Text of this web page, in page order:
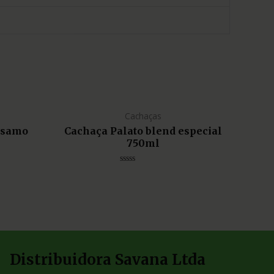
Cachaças
Cachaça Palato blend especial
750ml
Distribuidora Savana Ltda